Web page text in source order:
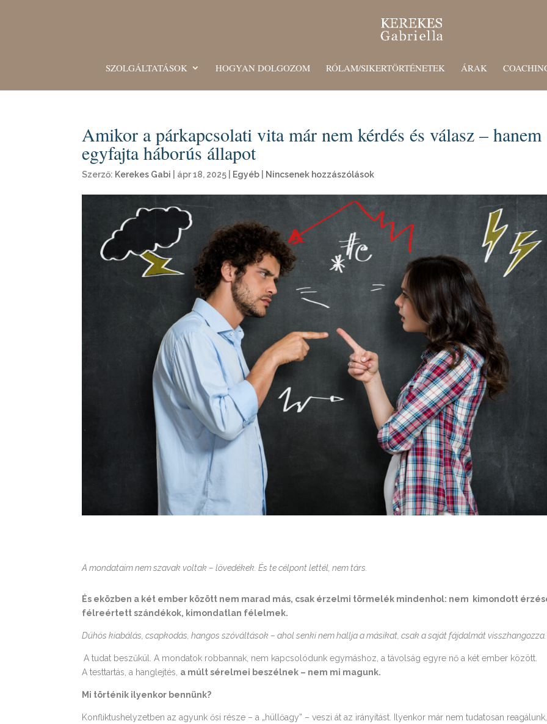
SZOLGÁLTATÁSOK HOGYAN DOLGOZOM RÓLAM/SIKERTÖRTÉNETEK ÁRAK
Amikor a párkapcsolati vita már nem kérdés és válasz – hanem
egyfajta háborús állapot
Szerző: Kerekes Gabi ápr 18, 2025 Egyéb Nincsenek hozzászólások
A mondataim nem szavak voltak – lövedékek. És te célpont lettél, nem társ.
És eközben a két ember között nem marad más, csak érzelmi törmelék mindenhol: nem kimondott
félreértett szándékok, kimondatlan félelmek.
Dühös kiabálás, csapkodás, hangos szóváltások – ahol senki nem hallja a másikat, csak a saját fájdalmát visszhangozza.
A tudat beszűkül. A mondatok robbannak, nem kapcsolódunk egymáshoz, a távolság egyre nő a két ember között.
A testtartás, a hanglejtés, a múlt sérelmei beszélnek – nem mi magunk.
Mi történik ilyenkor bennünk?
Konfliktushelyzetben az agyunk ősi része – a „hüllőagy” – veszi át az irányítást. Ilyenkor már nem tudatosan reagálunk,